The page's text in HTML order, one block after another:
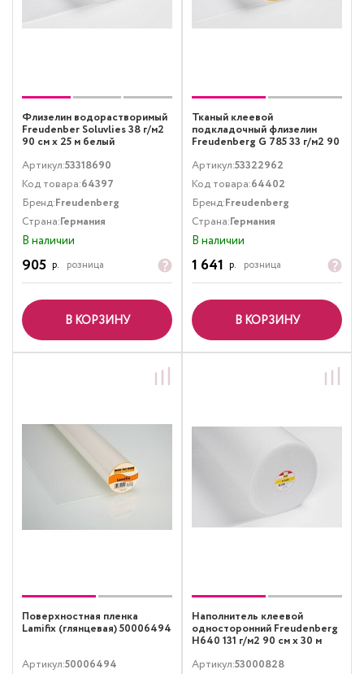
Флизелин водорастворимый
Freudenber Soluvlies 38 г/м2
90 см х 25 м белый
Артикул:53318690
Код товара:64397
Бренд:Freudenberg
Страна:Германия
В наличии
905 р. розница
В КОРЗИНУ
Тканый клеевой
подкладочный флизелин
Freudenberg G 785 33 г/м2 90
см х 25 м белый
Артикул:53322962
Код товара:64402
Бренд:Freudenberg
Страна:Германия
В наличии
1 641 р. розница
В КОРЗИНУ
Поверхностная пленка
Lamifix (глянцевая) 50006494
Артикул:50006494
Наполнитель клеевой
односторонний Freudenberg
H640 131 г/м2 90 см х 30 м
Артикул:53000828